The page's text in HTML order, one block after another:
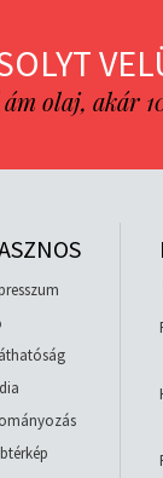
olaj, akár